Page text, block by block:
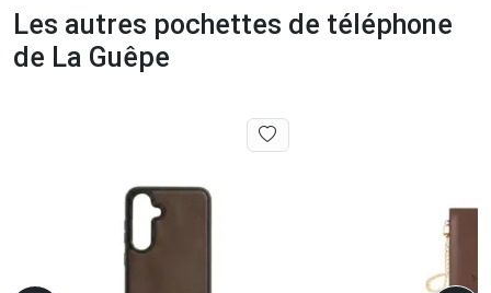
Les autres pochettes de téléphone
de La Guêpe